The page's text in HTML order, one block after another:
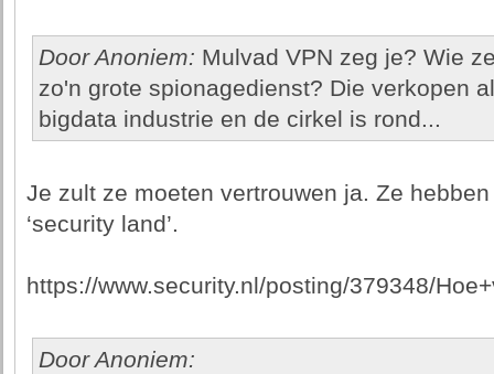
Door Anoniem: Mulvad VPN zeg je? Wie
zo'n grote spionagedienst? Die verkopen
bigdata industrie en de cirkel is rond...
Je zult ze moeten vertrouwen ja. Ze
‘security land’.
https://www.security.nl/posting/379348/
Door Anoniem: